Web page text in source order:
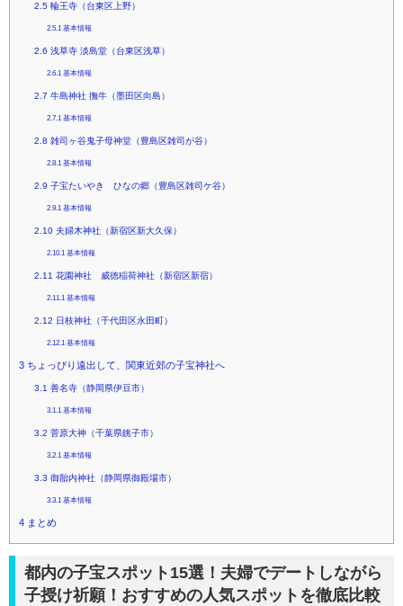
2.5輪王寺（台東区上野）
2.5.1 基本情報
2.6 浅草寺 淡島堂（台東区浅草）
2.6.1 基本情報
2.7 牛島神社 撫牛（墨田区向島）
2.7.1 基本情報
2.8 雑司ヶ谷鬼子母神堂（豊島区雑司が谷）
2.8.1 基本情報
2.9 子宝たいやき ひなの郷（豊島区雑司ケ谷）
2.9.1 基本情報
2.10夫婦木神社（新宿区新大久保）
2.10.1 基本情報
2.11 花園神社 威徳稲荷神社（新宿区新宿）
2.11.1 基本情報
2.12 日枝神社（千代田区永田町）
2.12.1 基本情報
3 ちょっぴり遠出して、関東近郊の子宝神社へ
3.1 善名寺（静岡県伊豆市）
3.1.1 基本情報
3.2 菅原大神（千葉県銚子市）
3.2.1 基本情報
3.3 御胎内神社（静岡県御殿場市）
3.3.1 基本情報
4 まとめ
都内の子宝スポット15選！夫婦でデートしながら
子授け祈願！おすすめの人気スポットを徹底比較